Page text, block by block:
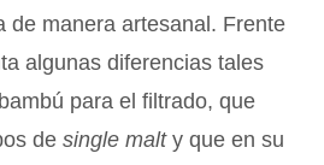
de manera artesanal. Frente
algunas diferencias tales
para el filtrado, que
desingle malty que en su